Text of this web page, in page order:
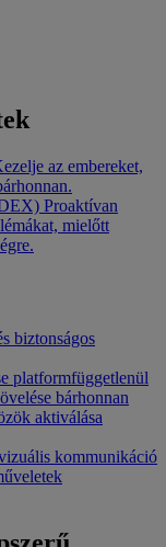
az embereket,
Proaktívan
mielőtt
biztonságos
platformfüggetlenül
bárhonnan
aktiválása
kommunikáció